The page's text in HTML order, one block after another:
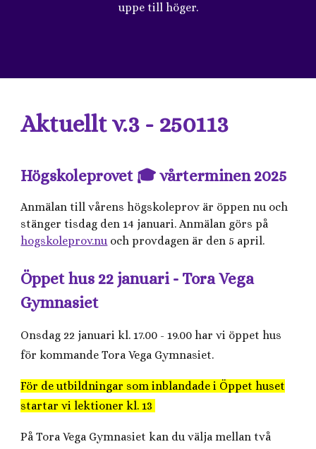
uppe till höger.
Aktuellt v.3 - 250113
Högskoleprovet 🎓 vårterminen 2025
Anmälan till vårens högskoleprov är öppen nu och
stänger tisdag den 14 januari. Anmälan görs på
hogskoleprov.nu och provdagen är den 5 april.
Öppet hus 22 januari - Tora Vega
Gymnasiet
Onsdag 22 januari kl. 17.00 - 19.00 har vi öppet hus
för kommande Tora Vega Gymnasiet.
För de utbildningar som inblandade i Öppet huset
startar vi lektioner kl. 13
På Tora Vega Gymnasiet kan du välja mellan två